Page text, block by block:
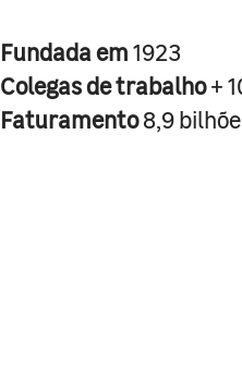
Fundada em1923
Colegas de trabalho+
Faturamento8,9